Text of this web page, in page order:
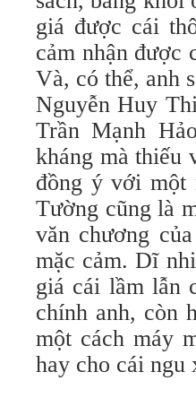
giá được cái
cảm nhận được
Và, có thể, anh
Nguyễn Huy
Trần Mạnh
kháng mà thiếu
đồng ý với một
Tường cũng là
văn chương
mặc cảm. Dĩ
giá cái lầm lẫn
chính anh, còn
một cách máy
hay cho cái ngu